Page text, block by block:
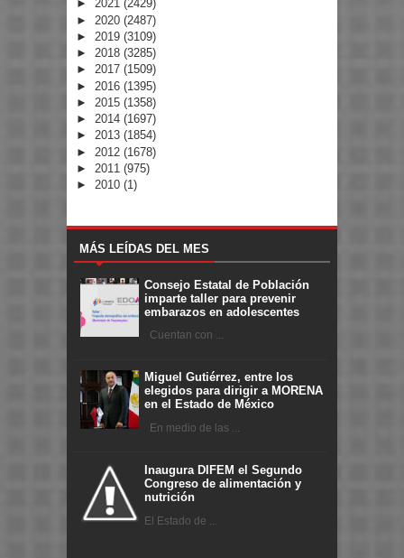
► 2021 (2429)
► 2020 (2487)
► 2019 (3109)
► 2018 (3285)
► 2017 (1509)
► 2016 (1395)
► 2015 (1358)
► 2014 (1697)
► 2013 (1854)
► 2012 (1678)
► 2011 (975)
► 2010 (1)
MÁS LEÍDAS DEL MES
Consejo Estatal de Población
imparte taller para prevenir
embarazos en adolescentes
Cuentan con ...
Miguel Gutiérrez, entre los
elegidos para dirigir a MORENA
en el Estado de México
En medio de las ...
Inaugura DIFEM el Segundo
Congreso de alimentación y
nutrición
El Estado de ...